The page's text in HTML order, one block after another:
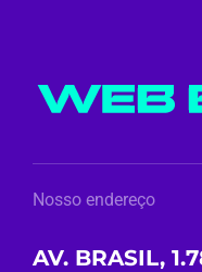
Nosso endereço
AV. BRASIL,